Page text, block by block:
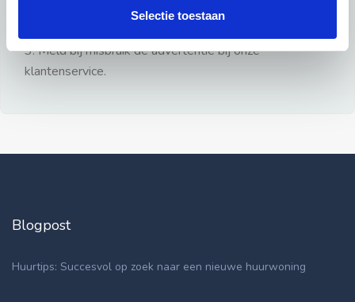
Selectie toestaan
3: Meld bij misbruik de advertentie bij onze
klantenservice.
Blogpost
Huurtips: Succesvol op zoek naar een nieuwe huurwoning